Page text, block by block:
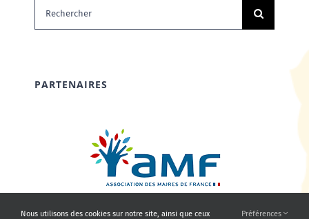
Rechercher:
PARTENAIRES
Nous utilisons des cookies sur notre site, ainsi que ceux Préférences